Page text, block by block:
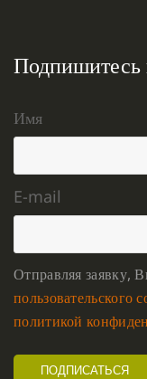
Подпишитесь
Имя
E-mail
Отправляя заявку,
пользовательского
политикой